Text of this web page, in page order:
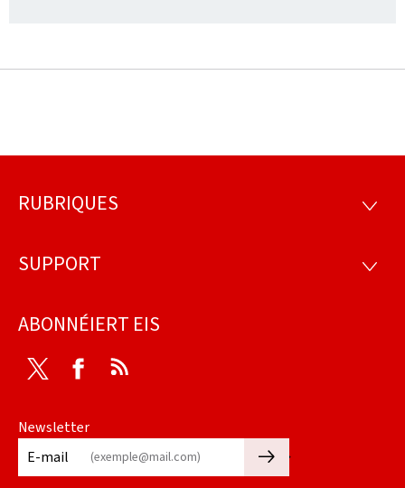
Fousszeil
RUBRIQUES
SUPPORT
ABONNÉIERT EIS
Twitter Facebook
Newsletter
E-mail
🡒